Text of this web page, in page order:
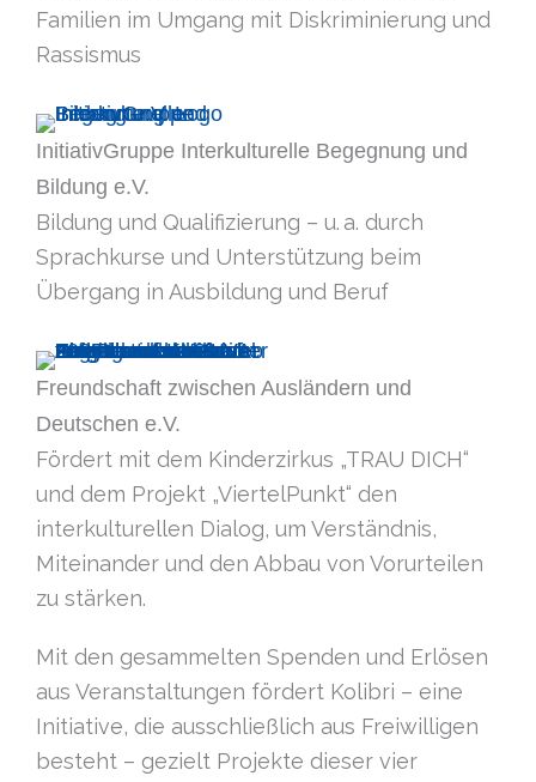
Familien im Umgang mit Diskriminierung und
Rassismus
InitiativGruppe Interkulturelle Begegnung und
Bildung e.V.
Bildung und Qualifizierung – u. a. durch
Sprachkurse und Unterstützung beim
Übergang in Ausbildung und Beruf
Freundschaft zwischen Ausländern und
Deutschen e.V.
Fördert mit dem Kinderzirkus „TRAU DICH“
und dem Projekt „ViertelPunkt“ den
interkulturellen Dialog, um Verständnis,
Miteinander und den Abbau von Vorurteilen
zu stärken.
Mit den gesammelten Spenden und Erlösen
aus Veranstaltungen fördert Kolibri – eine
Initiative, die ausschließlich aus Freiwilligen
besteht – gezielt Projekte dieser vier